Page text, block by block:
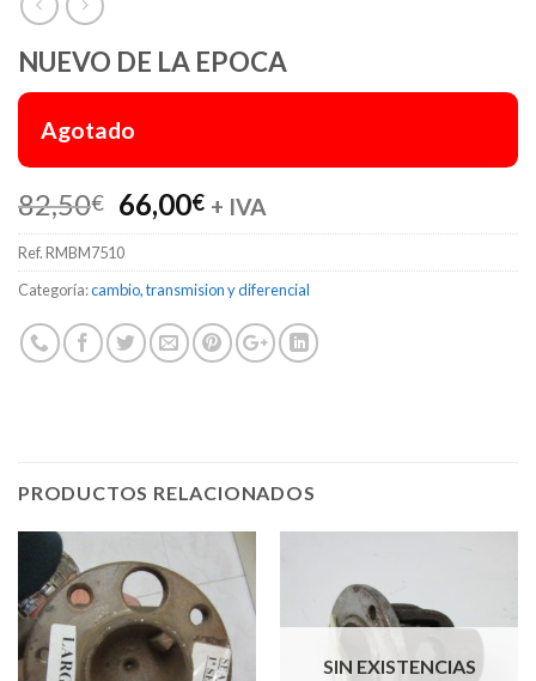
NUEVO DE LA EPOCA
Agotado
82,50€ El
precio
original
era:
82,50€.
66,00€El
precio
es:
66,00€.
+ IVA
Ref.RMBM7510
Categoría:cambio, transmision y diferencial
PRODUCTOS RELACIONADOS
SIN EXISTENCIAS